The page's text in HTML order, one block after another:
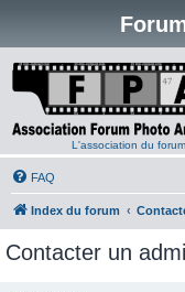
L'association du forum
FAQ
Index du forum
Contacter un